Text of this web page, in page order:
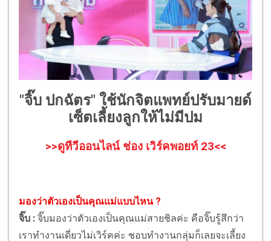
"จิ๊บ ปกฉัตร" ใช้นักจิตแพทย์ปรับมายด์
เซ็ตเลี้ยงลูกให้ไม่มีปม
>>ดูทีวีออนไลน์ ช่อง เวิร์คพอยท์ 23<<
มองว่าตัวเองเป็นคุณแม่แบบไหน ?
จิ๊บ : จิ๊บมองว่าตัวเองเป็นคุณแม่สายชิลค่ะ คือจิ๊บรู้สึกว่า
เราทำงานเดี่ยวไม่เวิร์คค่ะ ชอบทำงานกลุ่มก็เลยจะเลี้ยง